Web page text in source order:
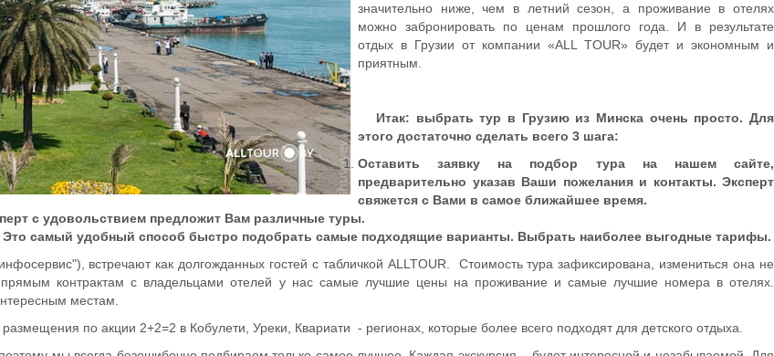
значительно ниже, чем в летний сезон, а проживание в отелях
можно забронировать по ценам прошлого года. И в результате
отдых в Грузии от компании «АLL TOUR» будет и экономным и
приятным.
Итак: выбрать тур в Грузию из Минска очень просто. Для
этого достаточно сделать всего 3 шага:
Оставить заявку на подбор тура на нашем сайте,
предварительно указав Ваши пожелания и контакты. Эксперт
свяжется с Вами в самое ближайшее время.
с удовольствием предложит Вам различные туры.
самый удобный способ быстро подобрать самые подходящие варианты. Выбрать наиболее выгодные тарифы.
встречают как долгожданных гостей с табличкой ALLTOUR. Стоимость тура зафиксирована, измениться она не
контрактам с владельцами отелей у нас самые лучшие цены на проживание и самые лучшие номера в отелях.
местам.
по акции 2+2=2 в Кобулети, Уреки, Квариати - регионах, которые более всего подходят для детского отдыха.